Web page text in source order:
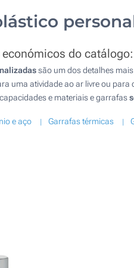
do
são um dos detalhes
uma atividade ao ar livre ou
e materiais e garrafas
e aço Garrafas térmicas